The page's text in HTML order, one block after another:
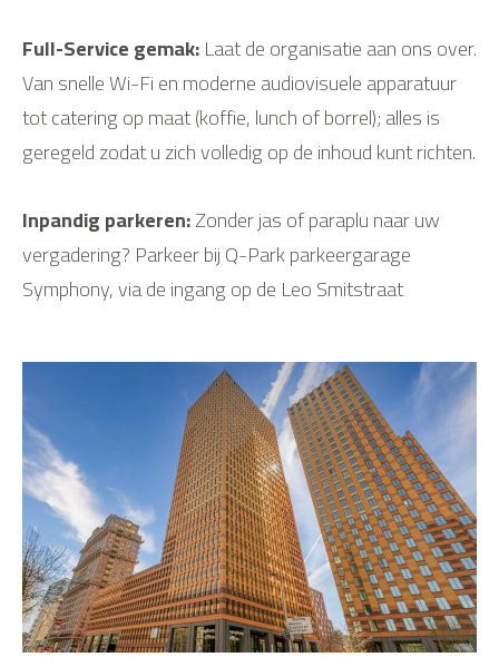
Full-Service gemak:Laat de organisatie aan ons over.
Van snelle Wi-Fi en moderne audiovisuele apparatuur
tot catering op maat (koffie, lunch of borrel); alles is
geregeld zodat u zich volledig op de inhoud kunt richten.
Inpandig parkeren:Zonder jas of paraplu naar uw
vergadering? Parkeer bij Q-Park parkeergarage
Symphony, via de ingang op de Leo Smitstraat